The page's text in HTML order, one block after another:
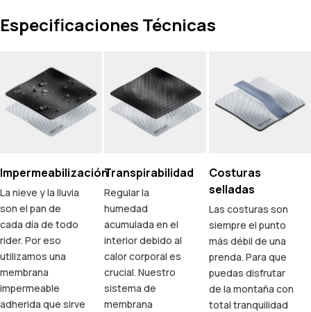
Especificaciones Técnicas
Impermeabilización
La nieve y la lluvia
son el pan de
cada día de todo
rider. Por eso
utilizamos una
membrana
impermeable
adherida que sirve
Transpirabilidad
Regular la
humedad
acumulada en el
interior debido al
calor corporal es
crucial. Nuestro
sistema de
membrana
Costuras
selladas
Las costuras son
siempre el punto
más débil de una
prenda. Para que
puedas disfrutar
de la montaña con
total tranquilidad